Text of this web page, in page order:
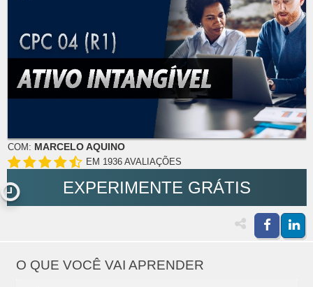
COM: MARCELO AQUINO
EM 1936 AVALIAÇÕES
EXPERIMENTE GRÁTIS
O QUE VOCÊ VAI APRENDER